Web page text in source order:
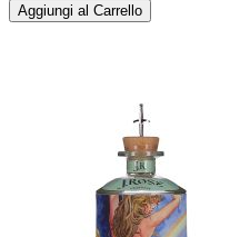
Aggiungi al Carrello